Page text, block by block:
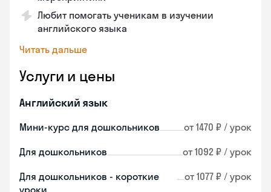
Любит помогать ученикам в изучении
английского языка
Читать дальше
Услуги и цены
Английский язык
Мини-курс для дошкольников от 1470 ₽ / урок
Для дошкольников от 1092 ₽ / урок
Для дошкольников - короткие
уроки
от 1077 ₽ / урок